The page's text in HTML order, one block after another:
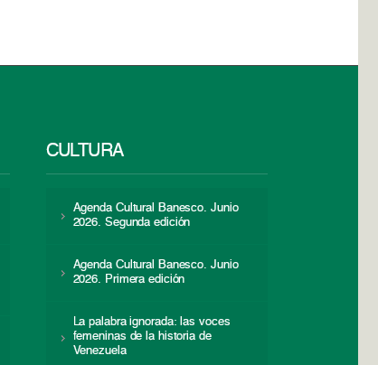
CULTURA
Agenda Cultural Banesco. Junio
2026. Segunda edición
Agenda Cultural Banesco. Junio
2026. Primera edición
La palabra ignorada: las voces
femeninas de la historia de
Venezuela